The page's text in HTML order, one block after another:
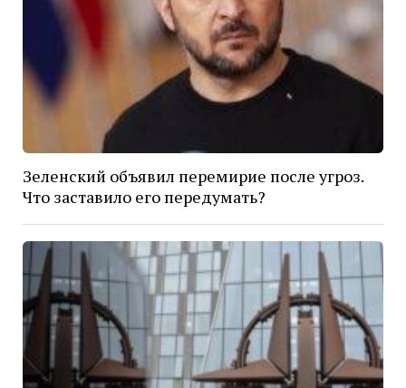
Зеленский объявил перемирие после угроз.
Что заставило его передумать?